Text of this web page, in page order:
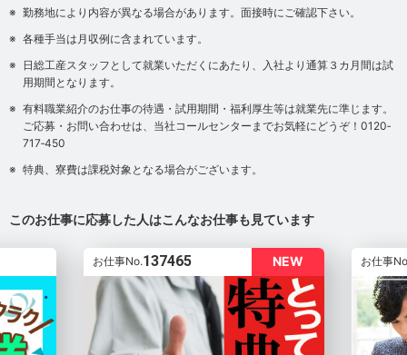
勤務地により内容が異なる場合があります。面接時にご確認下さい。
各種手当は月収例に含まれています。
日総工産スタッフとして就業いただくにあたり、入社より通算３カ月間は試
用期間となります。
有料職業紹介のお仕事の待遇・試用期間・福利厚生等は就業先に準じます。
ご応募・お問い合わせは、当社コールセンターまでお気軽にどうぞ！0120‐
717‐450
特典、寮費は課税対象となる場合がございます。
このお仕事に応募した人はこんなお仕事も見ています
NEW
お仕事No.137465 お仕事